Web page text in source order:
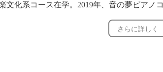
文化系コース在学。2019年、音の夢ピアノコ
力賞受賞。2021年、日本クラシック音楽コン
第50回長崎県新人演奏会オーディションにて
さらに詳しく